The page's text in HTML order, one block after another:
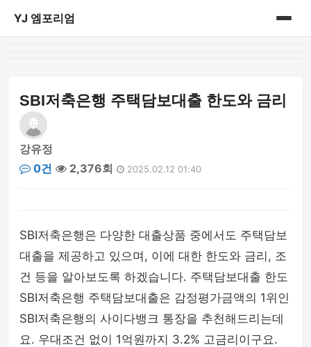
YJ 엠포리엄
SBI저축은행 주택담보대출 한도와 금리
강유정
0건
2,376회 2025.02.12 01:40
SBI저축은행은 다양한 대출상품 중에서도 주택담보
대출을 제공하고 있으며, 이에 대한 한도와 금리, 조
건 등을 알아보도록 하겠습니다. 주택담보대출 한도
SBI저축은행 주택담보대출은 감정평가금액의 1위인
SBI저축은행의 사이다뱅크 통장을 추천해드리는데
요. 우대조건 없이 1억원까지 3.2% 고금리이구요.